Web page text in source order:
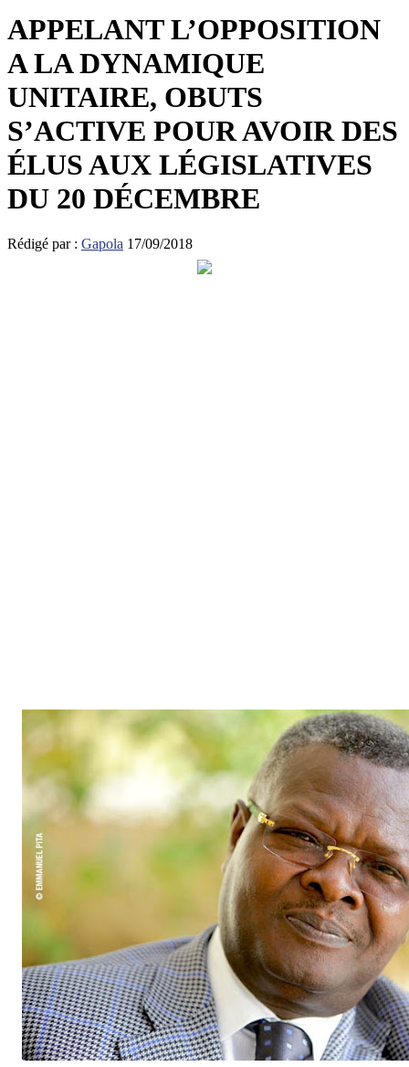
APPELANT L’OPPOSITION
A LA DYNAMIQUE
UNITAIRE, OBUTS
S’ACTIVE POUR AVOIR DES
ÉLUS AUX LÉGISLATIVES
DU 20 DÉCEMBRE
Rédigé par : Gapola 17/09/2018